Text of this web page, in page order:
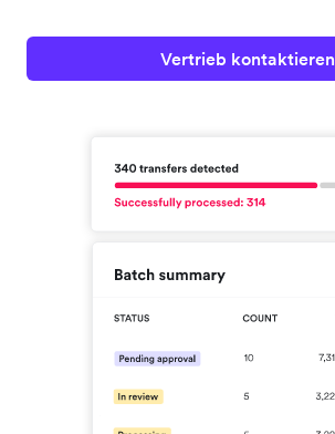
Vertrieb kontaktieren